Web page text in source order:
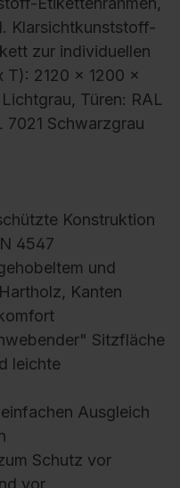
Klarsichtkunststoff-
zur individuellen
T): 2120 x 1200 x
Türen: RAL
7021 Schwarzgrau
Konstruktion
4547
und
Kanten
Sitzfläche
leichte
Ausgleich
Schutz vor
vor